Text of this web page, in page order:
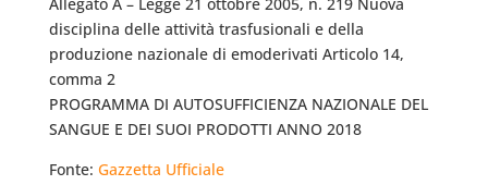
disciplina delle attività trasfusionali e della
produzione nazionale di emoderivati Articolo 14,
comma 2
PROGRAMMA DI AUTOSUFFICIENZA NAZIONALE DEL
SANGUE E DEI SUOI PRODOTTI ANNO 2018
Fonte: Gazzetta Ufficiale